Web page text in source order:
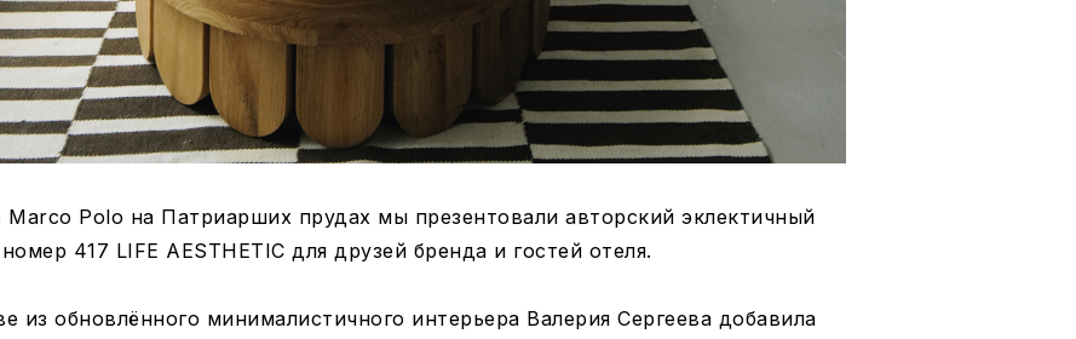
Marco Polo на Патриарших прудах мы презентовали авторский эклектичный
417 LIFE AESTHETIC для друзей бренда и гостей отеля.
из обновлённого минималистичного интерьера Валерия Сергеева добавила